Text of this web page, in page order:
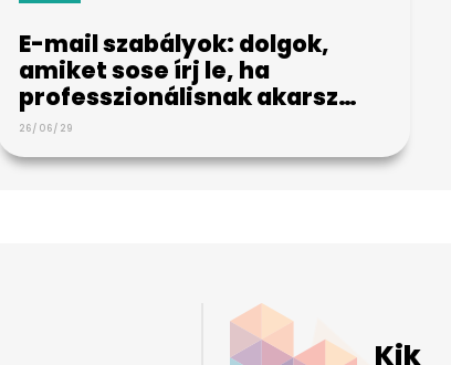
E-mail szabályok: dolgok,
amiket sose írj le, ha
professzionálisnak akarsz…
26/06/29
Kik